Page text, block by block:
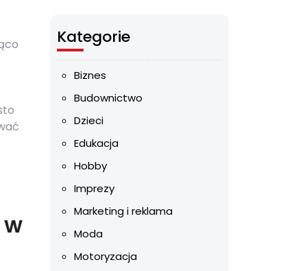
Kategorie
Biznes
Budownictwo
Dzieci
Edukacja
Hobby
Imprezy
Marketing i reklama
Moda
Motoryzacja